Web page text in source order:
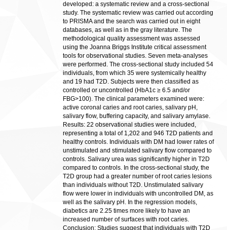
developed: a systematic review and a cross-sectional
study. The systematic review was carried out according
to PRISMA and the search was carried out in eight
databases, as well as in the gray literature. The
methodological quality assessment was assessed
using the Joanna Briggs Institute critical assessment
tools for observational studies. Seven meta-analyses
were performed. The cross-sectional study included 54
individuals, from which 35 were systemically healthy
and 19 had T2D. Subjects were then classified as
controlled or uncontrolled (HbA1c ≥ 6.5 and/or
FBG>100). The clinical parameters examined were:
active coronal caries and root caries, salivary pH,
salivary flow, buffering capacity, and salivary amylase.
Results: 22 observational studies were included,
representing a total of 1,202 and 946 T2D patients and
healthy controls. Individuals with DM had lower rates of
unstimulated and stimulated salivary flow compared to
controls. Salivary urea was significantly higher in T2D
compared to controls. In the cross-sectional study, the
T2D group had a greater number of root caries lesions
than individuals without T2D. Unstimulated salivary
flow were lower in individuals with uncontrolled DM, as
well as the salivary pH. In the regression models,
diabetics are 2.25 times more likely to have an
increased number of surfaces with root caries.
Conclusion: Studies suggest that individuals with T2D